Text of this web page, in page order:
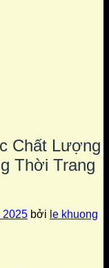
Chất Lượng
Thời Trang
2025 bởi le khuong